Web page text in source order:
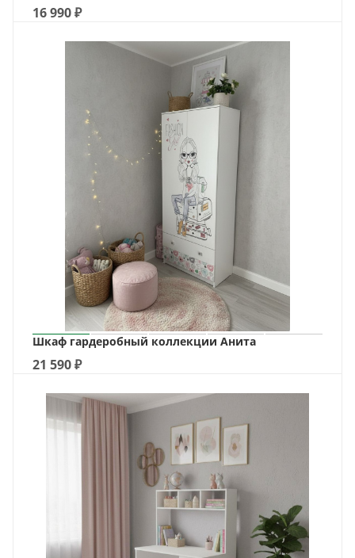
16 990₽
Шкаф гардеробный коллекции Анита
21 590₽